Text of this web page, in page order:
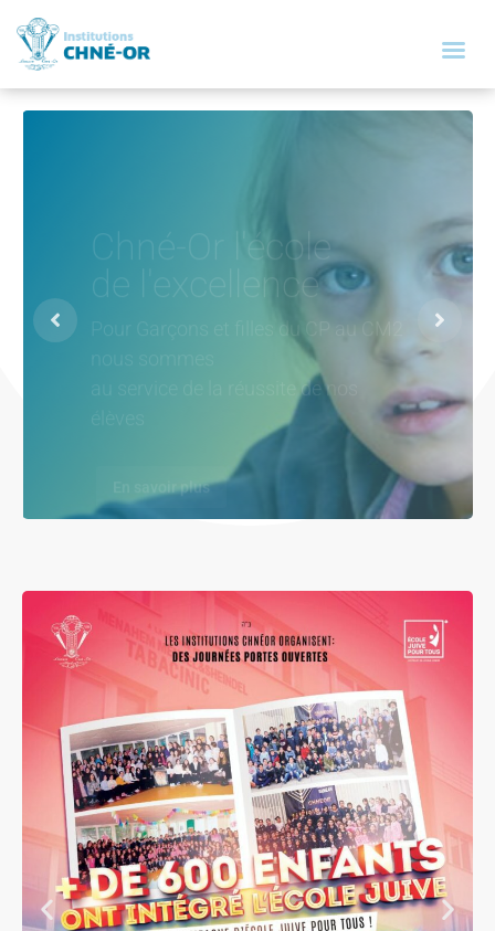
de l'excellence
Pour Garçons et filles du CP au CM2
au service de la réussite de nos